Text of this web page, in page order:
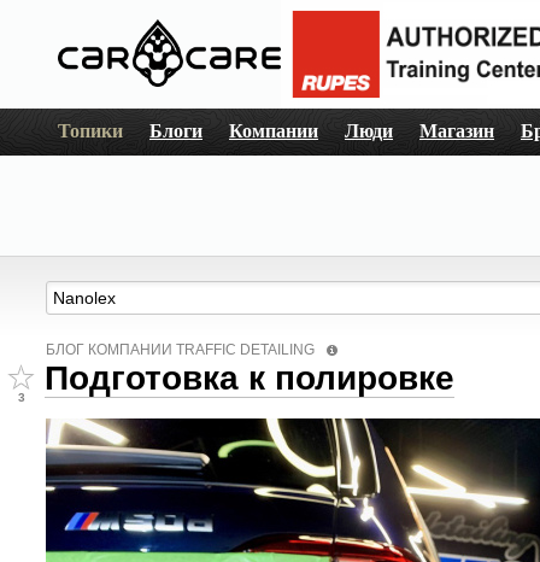
Топики Блоги Компании Люди Магазин
БЛОГ КОМПАНИИ TRAFFIC DETAILING
3
Подготовка к полировке